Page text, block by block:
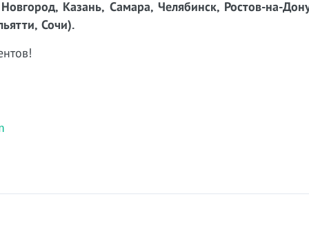
Казань, Самара, Челябинск, Ростов-на-
Сочи).